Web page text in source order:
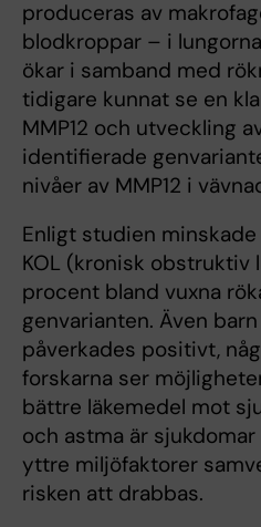
produceras av
blodkroppar – i
ökar i samband med
tidigare kunnat se en
MMP12 och utveckling
identifierade
nivåer av MMP12 i
Enligt studien
KOL (kronisk obstruktiv
procent bland vuxna
genvarianten. Även
påverkades positivt,
forskarna ser
bättre läkemedel mot
och astma är
yttre miljöfaktorer
risken att drabbas.